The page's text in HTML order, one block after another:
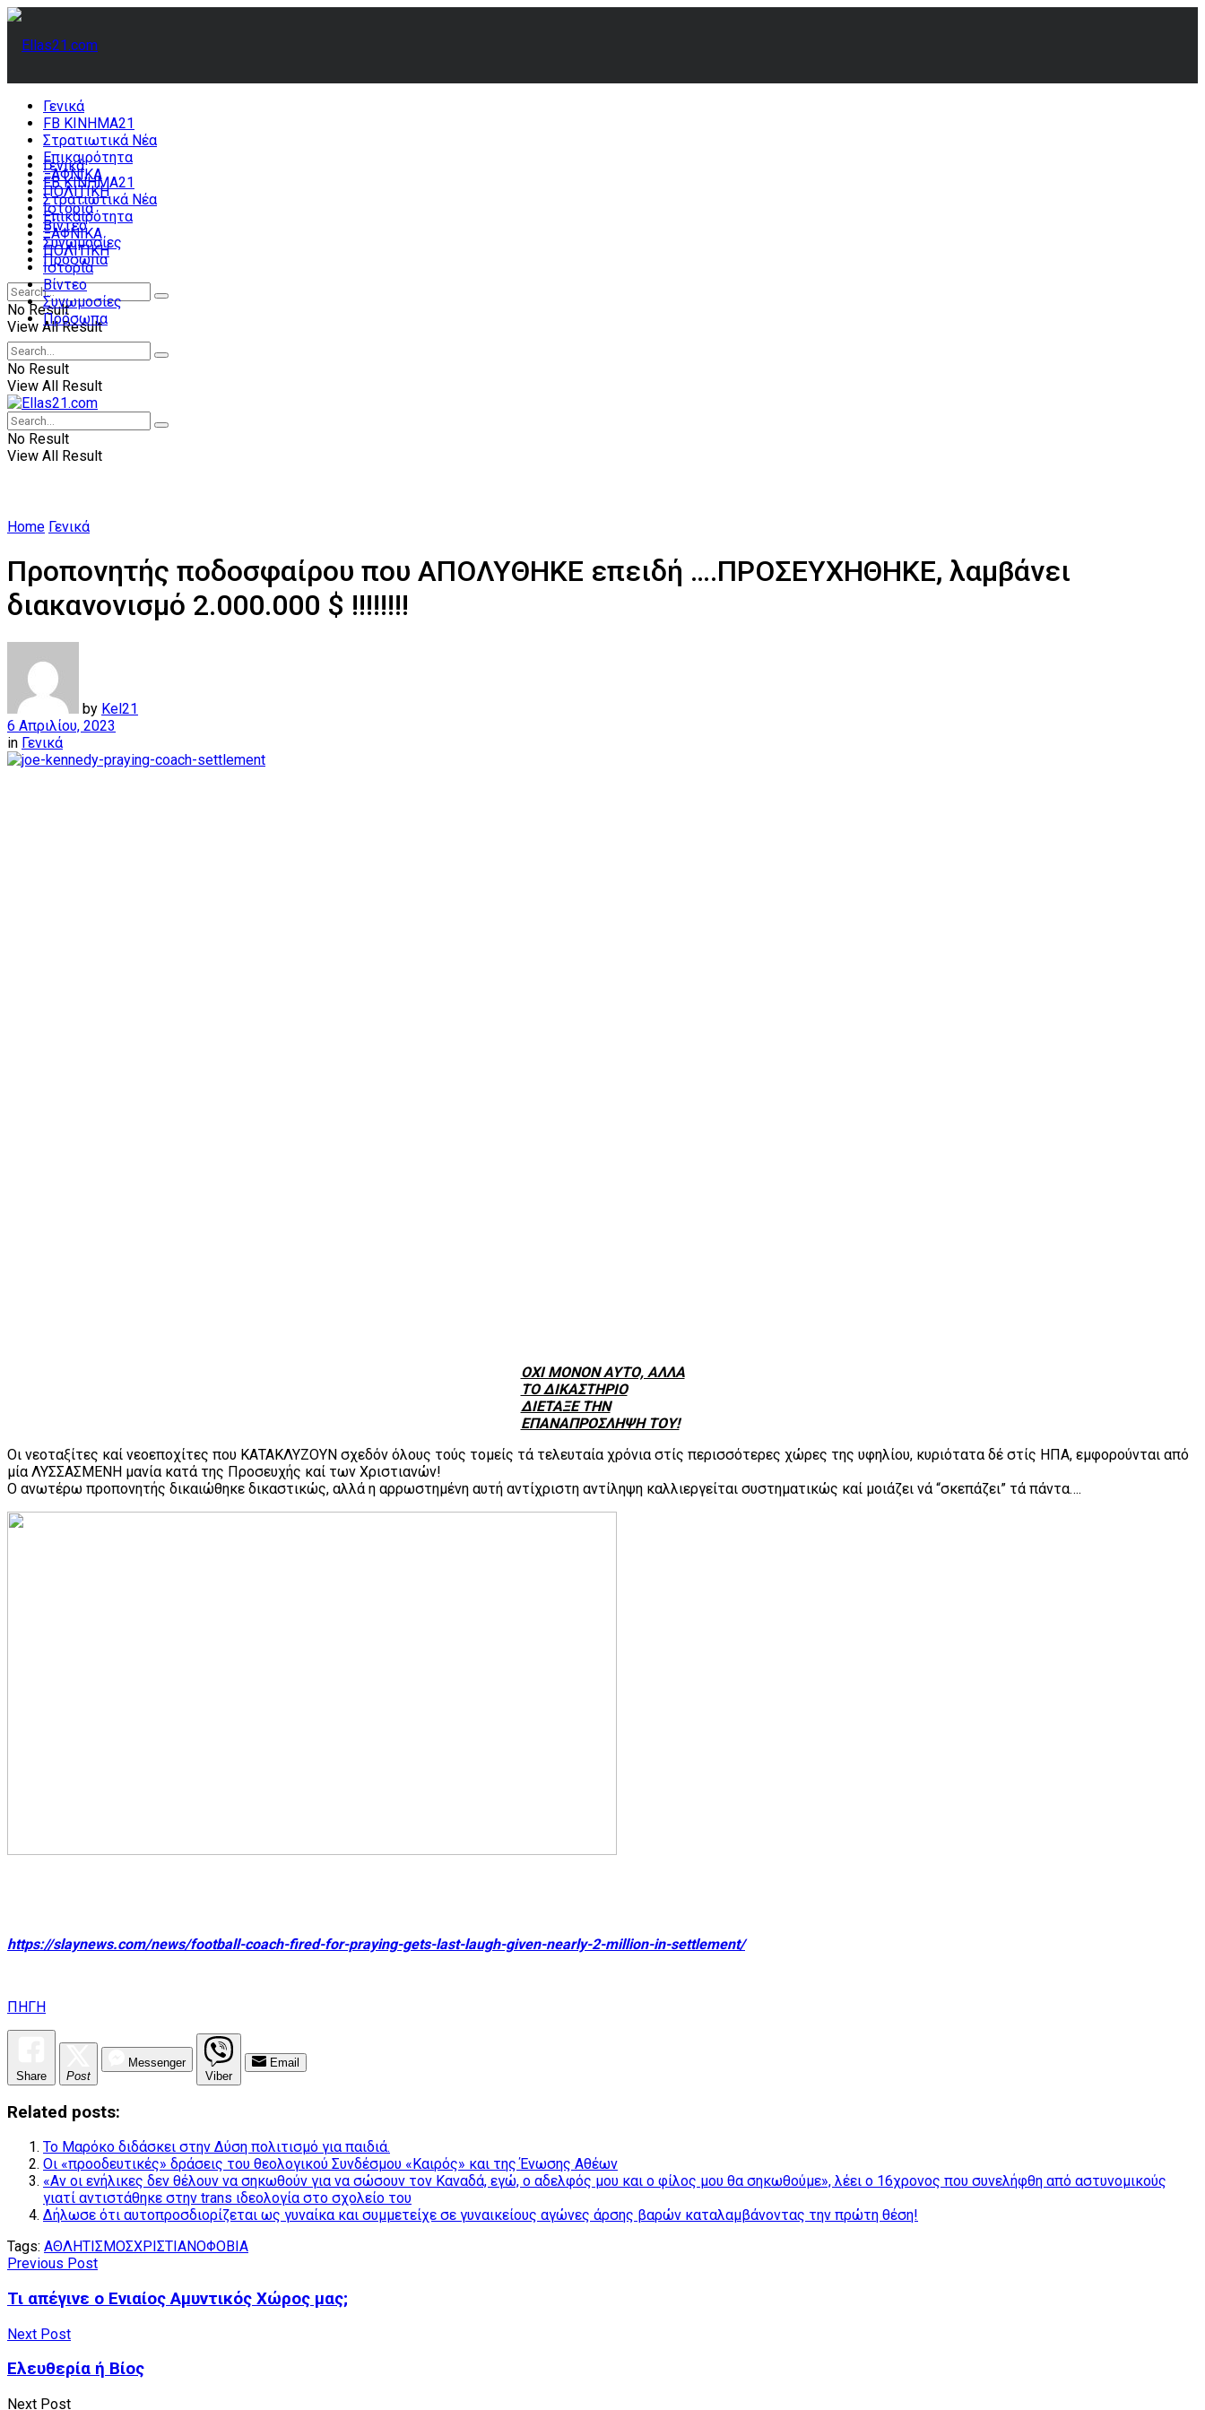
Γενικά
FB ΚΙΝΗΜΑ21
Στρατιωτικά Νέα
Επικαιρότητα
ΞΑΦΝΙΚΑ
ΠΟΛΙΤΙΚΗ
Ιστορία
Βίντεο
Συνωμοσίες
Πρόσωπα
No Result
View All Result
Γενικά
FB ΚΙΝΗΜΑ21
Στρατιωτικά Νέα
Επικαιρότητα
ΞΑΦΝΙΚΑ
ΠΟΛΙΤΙΚΗ
Ιστορία
Βίντεο
Συνωμοσίες
Πρόσωπα
No Result
View All Result
No Result
View All Result
Home Γενικά
Προπονητής ποδοσφαίρου που ΑΠΟΛΥΘΗΚΕ επειδή ….ΠΡΟΣΕΥΧΗΘΗΚΕ, λαμβάνει
διακανονισμό 2.000.000 $ !!!!!!!!
by Kel21
6 Απριλίου, 2023
in Γενικά
ΟΧΙ ΜΟΝΟΝ ΑΥΤΟ, ΑΛΛΑ
ΤΟ ΔΙΚΑΣΤΗΡΙΟ
ΔΙΕΤΑΞΕ ΤΗΝ
ΕΠΑΝΑΠΡΟΣΛΗΨΗ ΤΟΥ!
Οι νεοταξίτες καί νεοεποχίτες που ΚΑΤΑΚΛΥΖΟΥΝ σχεδόν όλους τούς τομείς τά τελευταία χρόνια στίς περισσότερες χώρες της υφηλίου, κυριότατα δέ στίς ΗΠΑ, εμφορούνται από
μία ΛΥΣΣΑΣΜΕΝΗ μανία κατά της Προσευχής καί των Χριστιανών!
Ο ανωτέρω προπονητής δικαιώθηκε δικαστικώς, αλλά η αρρωστημένη αυτή αντίχριστη αντίληψη καλλιεργείται συστηματικώς καί μοιάζει νά “σκεπάζει” τά πάντα….
https://slaynews.com/news/football-coach-fired-for-praying-gets-last-laugh-given-nearly-2-million-in-settlement/
ΠΗΓΗ
Share Post
Messenger
Viber
Email
Related posts:
Το Μαρόκο διδάσκει στην Δύση πολιτισμό για παιδιά.
Οι «προοδευτικές» δράσεις του θεολογικού Συνδέσμου «Καιρός» και της Ένωσης Αθέων
«Αν οι ενήλικες δεν θέλουν να σηκωθούν για να σώσουν τον Καναδά, εγώ, ο αδελφός μου και ο φίλος μου θα σηκωθούμε», λέει ο 16χρονος που συνελήφθη από αστυνομικούς
γιατί αντιστάθηκε στην trans ιδεολογία στο σχολείο του
Δήλωσε ότι αυτοπροσδιορίζεται ως γυναίκα και συμμετείχε σε γυναικείους αγώνες άρσης βαρών καταλαμβάνοντας την πρώτη θέση!
Tags: ΑΘΛΗΤΙΣΜΟΣΧΡΙΣΤΙΑΝΟΦΟΒΙΑ
Previous Post
Τι απέγινε ο Ενιαίος Αμυντικός Χώρος μας;
Next Post
Ελευθερία ή Βίος
Next Post